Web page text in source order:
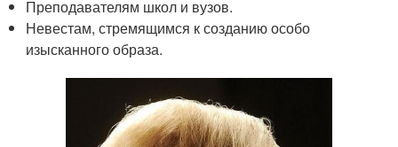
Преподавателям школ и вузов.
Невестам, стремящимся к созданию особо
изысканного образа.